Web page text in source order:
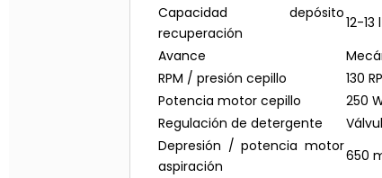
Capacidad depósito
recuperación
12-13 l
Avance
RPM / presión cepillo
130
Potencia motor cepillo
250
Regulación de detergente
Depresión / potencia motor
aspiración
650